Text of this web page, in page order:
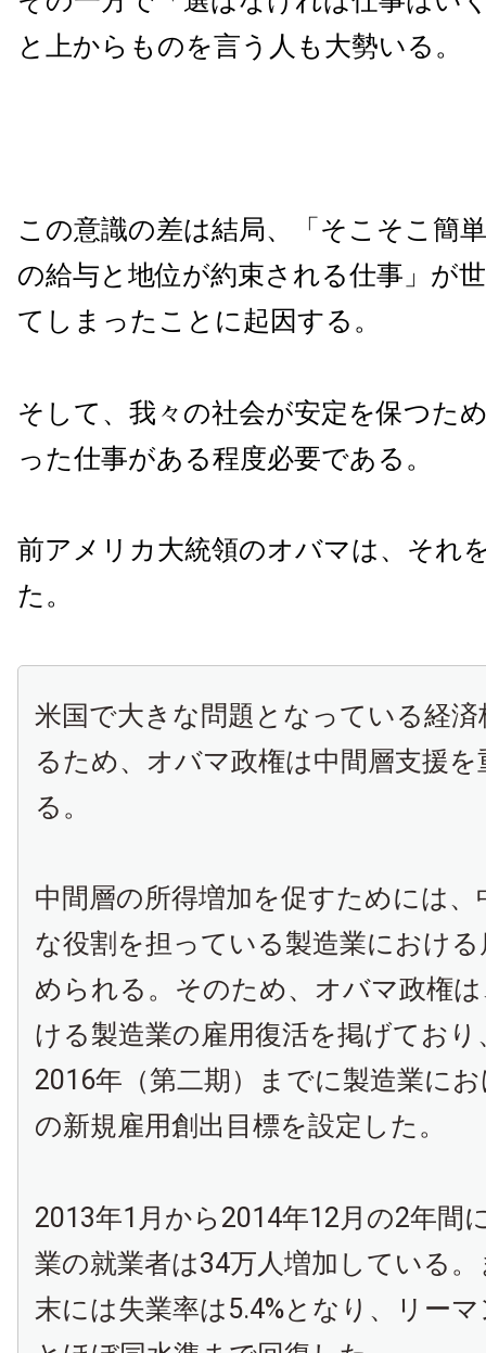
と上からものを言う人も大勢いる。
この意識の差は結局、「そこそこ簡
の給与と地位が約束される仕事」が
てしまったことに起因する。
そして、我々の社会が安定を保つた
った仕事がある程度必要である。
前アメリカ大統領のオバマは、それ
た。
米国で大きな問題となっている経
るため、オバマ政権は中間層支援
る。
中間層の所得増加を促すためには、
な役割を担っている製造業におけ
められる。そのため、オバマ政権
ける製造業の雇用復活を掲げてお
2016年（第二期）までに製造業に
の新規雇用創出目標を設定した。
2013年1月から2014年12月の2年間
業の就業者は34万人増加している
末には失業率は5.4%となり、リー